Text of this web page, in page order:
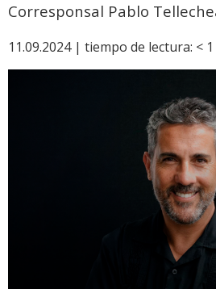
Corresponsal Pablo
11.09.2024 | tiempo de lectura: < 1